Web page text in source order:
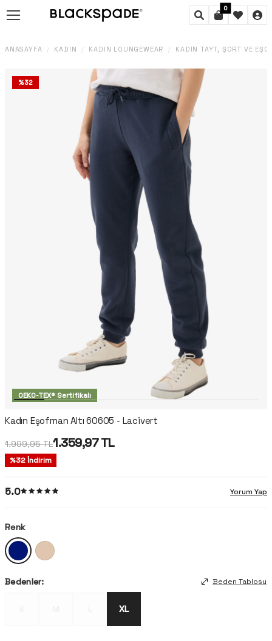
0
ANASAYFA / KADIN / KADIN LOUNGEWEAR / KADIN TAYT, ŞORT VE
%32
OEKO-TEX® Sertifikalı
Kadın Eşofman Altı 60605 - Lacivert
1.999,95TL1.359,97TL
%32İndirim
5.0 Yorum Yap
Renk
Bedenler: Beden Tablosu
XL